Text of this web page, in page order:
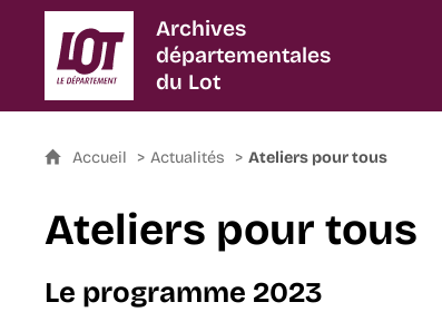
Archives
départementales
du Lot
Accueil Actualités Ateliers pour tous
Ateliers pour tous
Le programme 2023